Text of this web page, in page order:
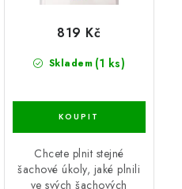
Skladem (1 ks)
819 Kč
Chcete plnit stejné
šachové úkoly, jaké plnili
ve svých šachových